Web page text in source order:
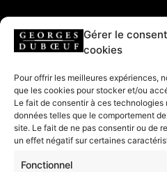
Gérer le
cookies
Pour offrir les meilleures expériences,
que les cookies pour stocker et/ou
Le fait de consentir à ces technologies
données telles que le comportement
site. Le fait de ne pas consentir ou de
un effet négatif sur certaines
Fonctionnel
HEADQUARTERS &
208 rue de Lancié
71570 Romanèche-Thorins
FOLLOW US